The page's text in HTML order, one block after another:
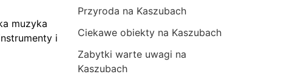
muzyka
i
Przyroda na Kaszubach
Ciekawe obiekty na Kaszubach
Zabytki warte uwagi na
Kaszubach